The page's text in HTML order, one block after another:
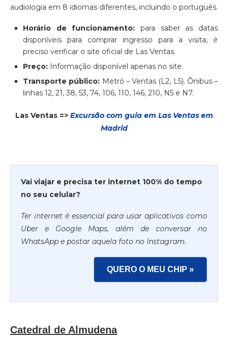
audiologia em 8 idiomas diferentes, incluindo o português.
Horário de funcionamento: para saber as datas
disponíveis para comprar ingresso para a visita, é
preciso verificar o site oficial de Las Ventas.
Preço: Informação disponível apenas no site.
Transporte público: Metrô – Ventas (L2, L5). Ônibus –
linhas 12, 21, 38, 53, 74, 106, 110, 146, 210, N5 e N7.
Las Ventas => Excursão com guia em Las Ventas em
Madrid
Vai viajar e precisa ter internet 100% do tempo
no seu celular?
Ter internet é essencial para usar aplicativos como
Uber e Google Maps, além de conversar no
WhatsApp e postar aquela foto no Instagram.
QUERO O MEU CHIP »
Catedral de Almudena